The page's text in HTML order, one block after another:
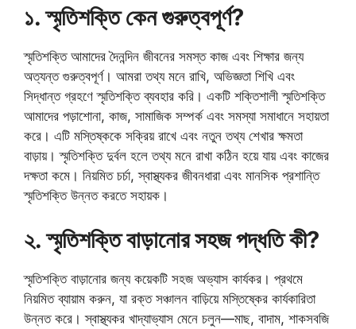
১. স্মৃতিশক্তি কেন গুরুত্বপূর্ণ?
স্মৃতিশক্তি আমাদের দৈনন্দিন জীবনের সমস্ত কাজ এবং শিক্ষার জন্য
অত্যন্ত গুরুত্বপূর্ণ। আমরা তথ্য মনে রাখি, অভিজ্ঞতা শিখি এবং
সিদ্ধান্ত গ্রহণে স্মৃতিশক্তি ব্যবহার করি। একটি শক্তিশালী স্মৃতিশক্তি
আমাদের পড়াশোনা, কাজ, সামাজিক সম্পর্ক এবং সমস্যা সমাধানে সহায়তা
করে। এটি মস্তিষ্ককে সক্রিয় রাখে এবং নতুন তথ্য শেখার ক্ষমতা
বাড়ায়। স্মৃতিশক্তি দুর্বল হলে তথ্য মনে রাখা কঠিন হয়ে যায় এবং কাজের
দক্ষতা কমে। নিয়মিত চর্চা, স্বাস্থ্যকর জীবনধারা এবং মানসিক প্রশান্তি
স্মৃতিশক্তি উন্নত করতে সহায়ক।
২. স্মৃতিশক্তি বাড়ানোর সহজ পদ্ধতি কী?
স্মৃতিশক্তি বাড়ানোর জন্য কয়েকটি সহজ অভ্যাস কার্যকর। প্রথমে
নিয়মিত ব্যায়াম করুন, যা রক্ত সঞ্চালন বাড়িয়ে মস্তিষ্কের কার্যকারিতা
উন্নত করে। স্বাস্থ্যকর খাদ্যাভ্যাস মেনে চলুন—মাছ, বাদাম, শাকসবজি